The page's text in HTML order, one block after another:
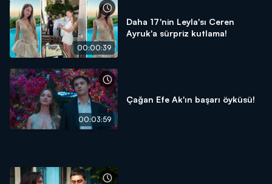
00:00:39
Daha 17'nin Leyla'sı Ceren
Ayruk'a sürpriz kutlama!
00:03:59
Çağan Efe Ak'ın başarı öyküsü!